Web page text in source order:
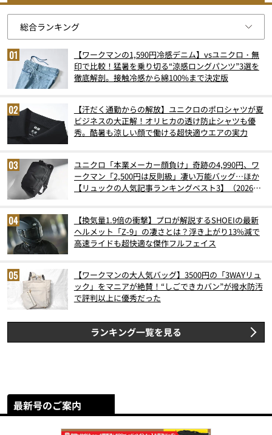
【ワークマンの1,590円冷感デニム】vsユニクロ・無
印で比較！猛暑を乗り切る“涼感ロングパンツ”3選を
徹底解剖。接触冷感から綿100%まで決定版
【汗だく通勤からの解放】ユニクロのポロシャツが夏
ビジネスの大正解！オリヒカの透け防止シャツも優
秀。酷暑も涼しい顔で働ける超快適ウエアの実力
ユニクロ「本業メーカー顔負け」奇跡の4,990円、ワ
ークマン「2,500円は反則級」凄い万能バッグ…ほか
【リュックの人気記事ランキングベスト3】（2026年
【換気量1.9倍の衝撃】プロが解説するSHOEIの最新
ヘルメット「Z-9」の凄さとは？浮き上がり13%減で
高速ライドも超快適な傑作フルフェイス
【ワークマンの大人気バッグ】3500円の「3WAYリュ
ック」をマニアが絶賛！“しごできカバン”が撥水防汚
で評判以上に優秀だった
ランキング一覧を見る
最新号のご案内